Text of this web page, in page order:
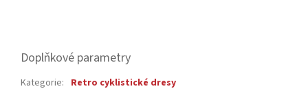
Doplňkové parametry
Kategorie: Retro cyklistické dresy